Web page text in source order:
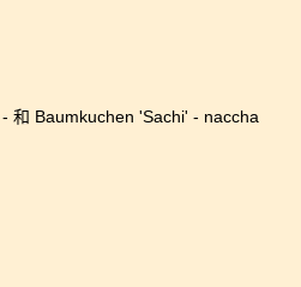
和 Baumkuchen 'Sachi' - naccha